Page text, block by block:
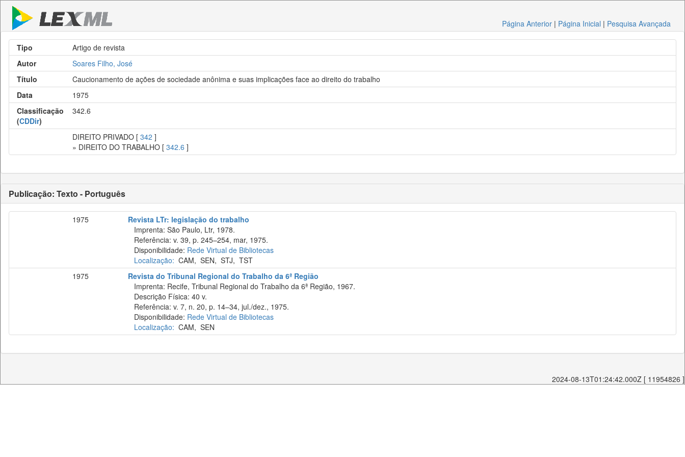
Página Anterior | Página Inicial | Pesquisa Avançada
Tipo
Artigo de revista
Autor
Soares Filho, José
Título
Caucionamento de ações de sociedade anônima e suas implicações face ao direito do trabalho
Data
1975
Classificação
(CDDir)
342.6
DIREITO PRIVADO [ 342 ]
» DIREITO DO TRABALHO [ 342.6 ]
Publicação: Texto - Português
1975
Revista LTr: legislação do trabalho
Imprenta: São Paulo, Ltr, 1978.
Referência: v. 39, p. 245–254, mar, 1975.
Disponibilidade: Rede Virtual de Bibliotecas
Localização: CAM, SEN, STJ, TST
1975
Revista do Tribunal Regional do Trabalho da 6ª Região
Imprenta: Recife, Tribunal Regional do Trabalho da 6ª Região, 1967.
Descrição Física: 40 v.
Referência: v. 7, n. 20, p. 14–34, jul./dez., 1975.
Disponibilidade: Rede Virtual de Bibliotecas
Localização: CAM, SEN
2024-08-13T01:24:42.000Z [ 11954826 ]